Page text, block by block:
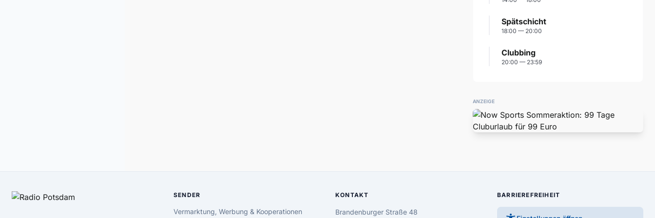
Spätschicht
18:00 — 20:00
Clubbing
20:00 — 23:59
ANZEIGE
SENDER
Vermarktung, Werbung & Kooperationen
KONTAKT
Brandenburger Straße 48
BARRIEREFREIHEIT